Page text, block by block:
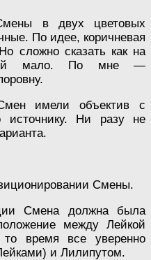
в двух цветовых
По идее, коричневая
сложно сказать как на
мало. По мне —
имели объектив с
источнику. Ни разу не
Смены.
Смена должна была
между Лейкой
время все уверенно
и Лилипутом.